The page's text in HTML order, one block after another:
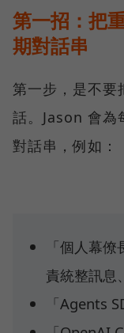
第一招：把
期對話串
第一步，是不要
話。Jason 會為
對話串，例如：
「個人幕
責統整訊息
「Agents